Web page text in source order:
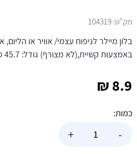
8.9
₪
כמות:
-
+
מק"ט:104319
בלון מיילר לניפוח עצמי/ אוויר או
באמצעות קשיית,(לא מצורף) גודל: 45.7 ס”מ לא מגיע מנופח